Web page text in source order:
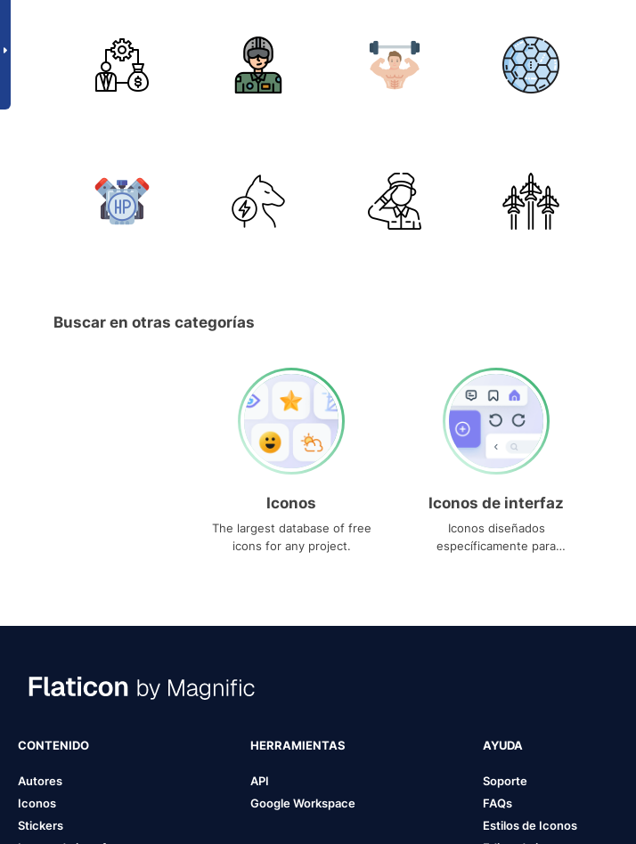
Buscar en otras categorías
Iconos
The largest database of free
icons for any project.
Iconos de interfaz
Iconos diseñados
específicamente para
CONTENIDO
Autores
Iconos
Stickers
HERRAMIENTAS
API
Google Workspace
AYUDA
Soporte
FAQs
Estilos de Iconos